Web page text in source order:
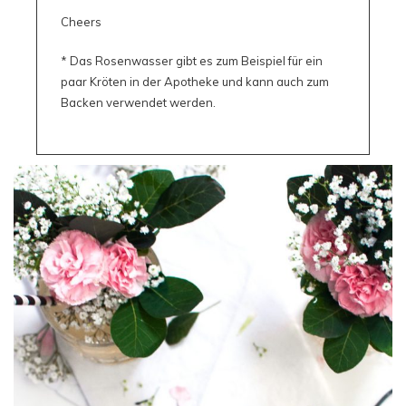
Cheers
* Das Rosenwasser gibt es zum Beispiel für ein
paar Kröten in der Apotheke und kann auch zum
Backen verwendet werden.